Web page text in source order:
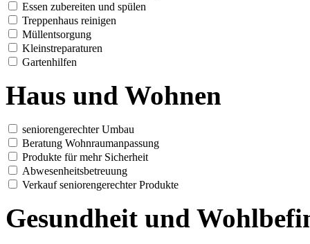
Essen zubereiten und spülen
Treppenhaus reinigen
Müllentsorgung
Kleinstreparaturen
Gartenhilfen
Haus und Wohnen
seniorengerechter Umbau
Beratung Wohnraumanpassung
Produkte für mehr Sicherheit
Abwesenheitsbetreuung
Verkauf seniorengerechter Produkte
Gesundheit und